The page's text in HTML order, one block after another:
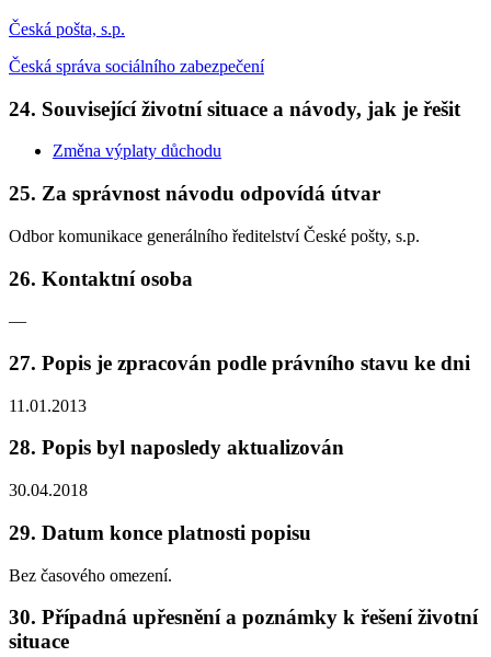
Česká pošta, s.p.
Česká správa sociálního zabezpečení
24. Související životní situace a návody, jak je řešit
Změna výplaty důchodu
25. Za správnost návodu odpovídá útvar
Odbor komunikace generálního ředitelství České pošty, s.p.
26. Kontaktní osoba
—
27. Popis je zpracován podle právního stavu ke dni
11.01.2013
28. Popis byl naposledy aktualizován
30.04.2018
29. Datum konce platnosti popisu
Bez časového omezení.
30. Případná upřesnění a poznámky k řešení životní
situace